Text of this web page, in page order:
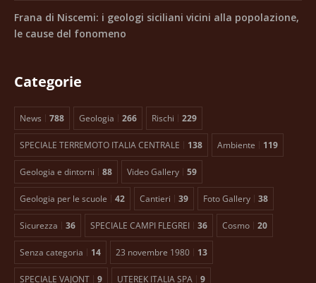
Frana di Niscemi: i geologi siciliani vicini alla popolazione,
le cause del fonomeno
Categorie
News 788 Geologia 266 Rischi 229
SPECIALE TERREMOTO ITALIA CENTRALE 138 Ambiente 119
Geologia e dintorni 88 Video Gallery 59
Geologia per le scuole 42 Cantieri 39 Foto Gallery 38
Sicurezza 36 SPECIALE CAMPI FLEGREI 36 Cosmo 20
Senza categoria 14 23 novembre 1980 13
SPECIALE VAJONT 9 UTEREK ITALIA SPA 9